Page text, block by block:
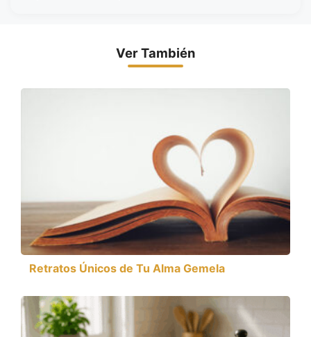
Ver También
Retratos Únicos de Tu Alma Gemela